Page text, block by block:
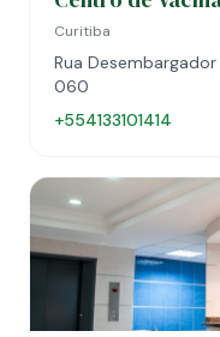
Curitiba
Rua
060
+554133101414